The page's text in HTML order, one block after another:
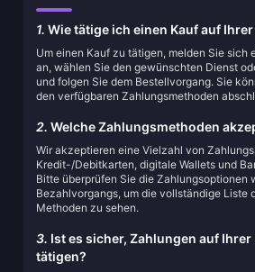
1. Wie tätige ich einen Kauf auf
Um einen Kauf zu tätigen, melden Sie sich
an, wählen Sie den gewünschten Dienst
und folgen Sie dem Bestellvorgang. Sie
den verfügbaren Zahlungsmethoden
2. Welche Zahlungsmethoden
Wir akzeptieren eine Vielzahl von
Kredit-/Debitkarten, digitale Wallets und
Bitte überprüfen Sie die Zahlungsoptionen
Bezahlvorgangs, um die vollständige Liste
Methoden zu sehen.
3. Ist es sicher, Zahlungen auf
tätigen?